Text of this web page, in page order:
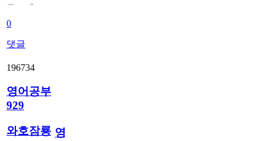
0
댓글
196734
영어공부
929
와호잠룡 영